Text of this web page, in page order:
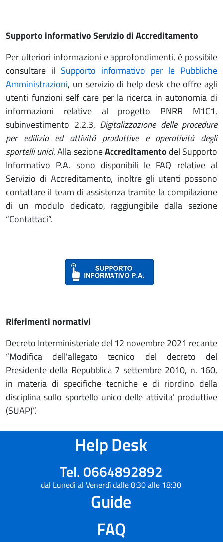
Supporto informativo Servizio di Accreditamento
Per ulteriori informazioni e approfondimenti, è possibile
consultare il Supporto informativo per le Pubbliche
Amministrazioni, un servizio di help desk che offre agli
utenti funzioni self care per la ricerca in autonomia di
informazioni relative al progetto PNRR M1C1,
subinvestimento 2.2.3, Digitalizzazione delle procedure
per edilizia ed attività produttive e operatività degli
sportelli unici. Alla sezioneAccreditamento del Supporto
Informativo P.A. sono disponibili le FAQ relative al
Servizio di Accreditamento, inoltre gli utenti possono
contattare il team di assistenza tramite la compilazione
di un modulo dedicato, raggiungibile dalla sezione
“Contattaci”.
Riferimenti normativi
Decreto Interministeriale del 12 novembre 2021 recante
“Modifica dell'allegato tecnico del decreto del
Presidente della Repubblica 7 settembre 2010, n. 160,
in materia di specifiche tecniche e di riordino della
disciplina sullo sportello unico delle attivita' produttive
(SUAP)”.
Help Desk
Tel. 0664892892
dal Lunedì al Venerdì dalle 8:30 alle 18:30
Guide
FAQ